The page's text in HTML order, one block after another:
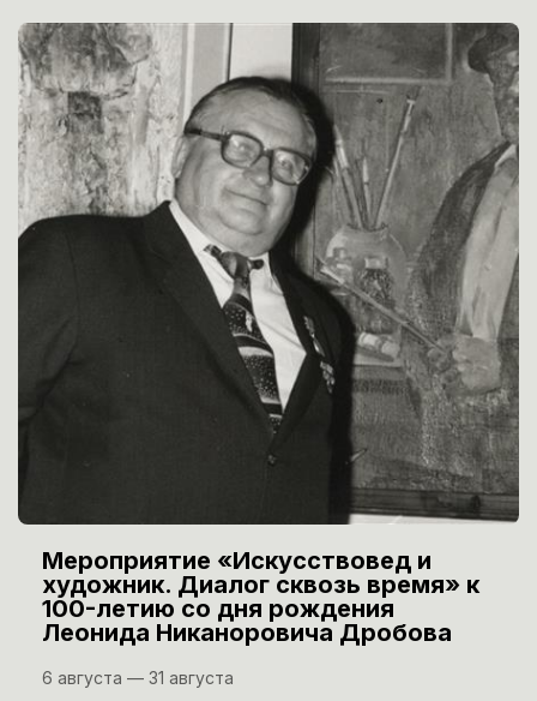
Мероприятие «Искусствовед и
художник. Диалог сквозь время» к
100-летию со дня рождения
Леонида Никаноровича Дробова
6 августа — 31 августа